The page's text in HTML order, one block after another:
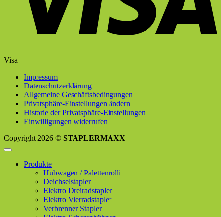
Visa
Impressum
Datenschutzerklärung
Allgemeine Geschäftsbedingungen
Privatsphäre-Einstellungen ändern
Historie der Privatsphäre-Einstellungen
Einwilligungen widerrufen
Copyright 2026 © STAPLERMAXX
Produkte
Hubwagen / Palettenrolli
Deichselstapler
Elektro Dreiradstapler
Elektro Vierradstapler
Verbrenner Stapler